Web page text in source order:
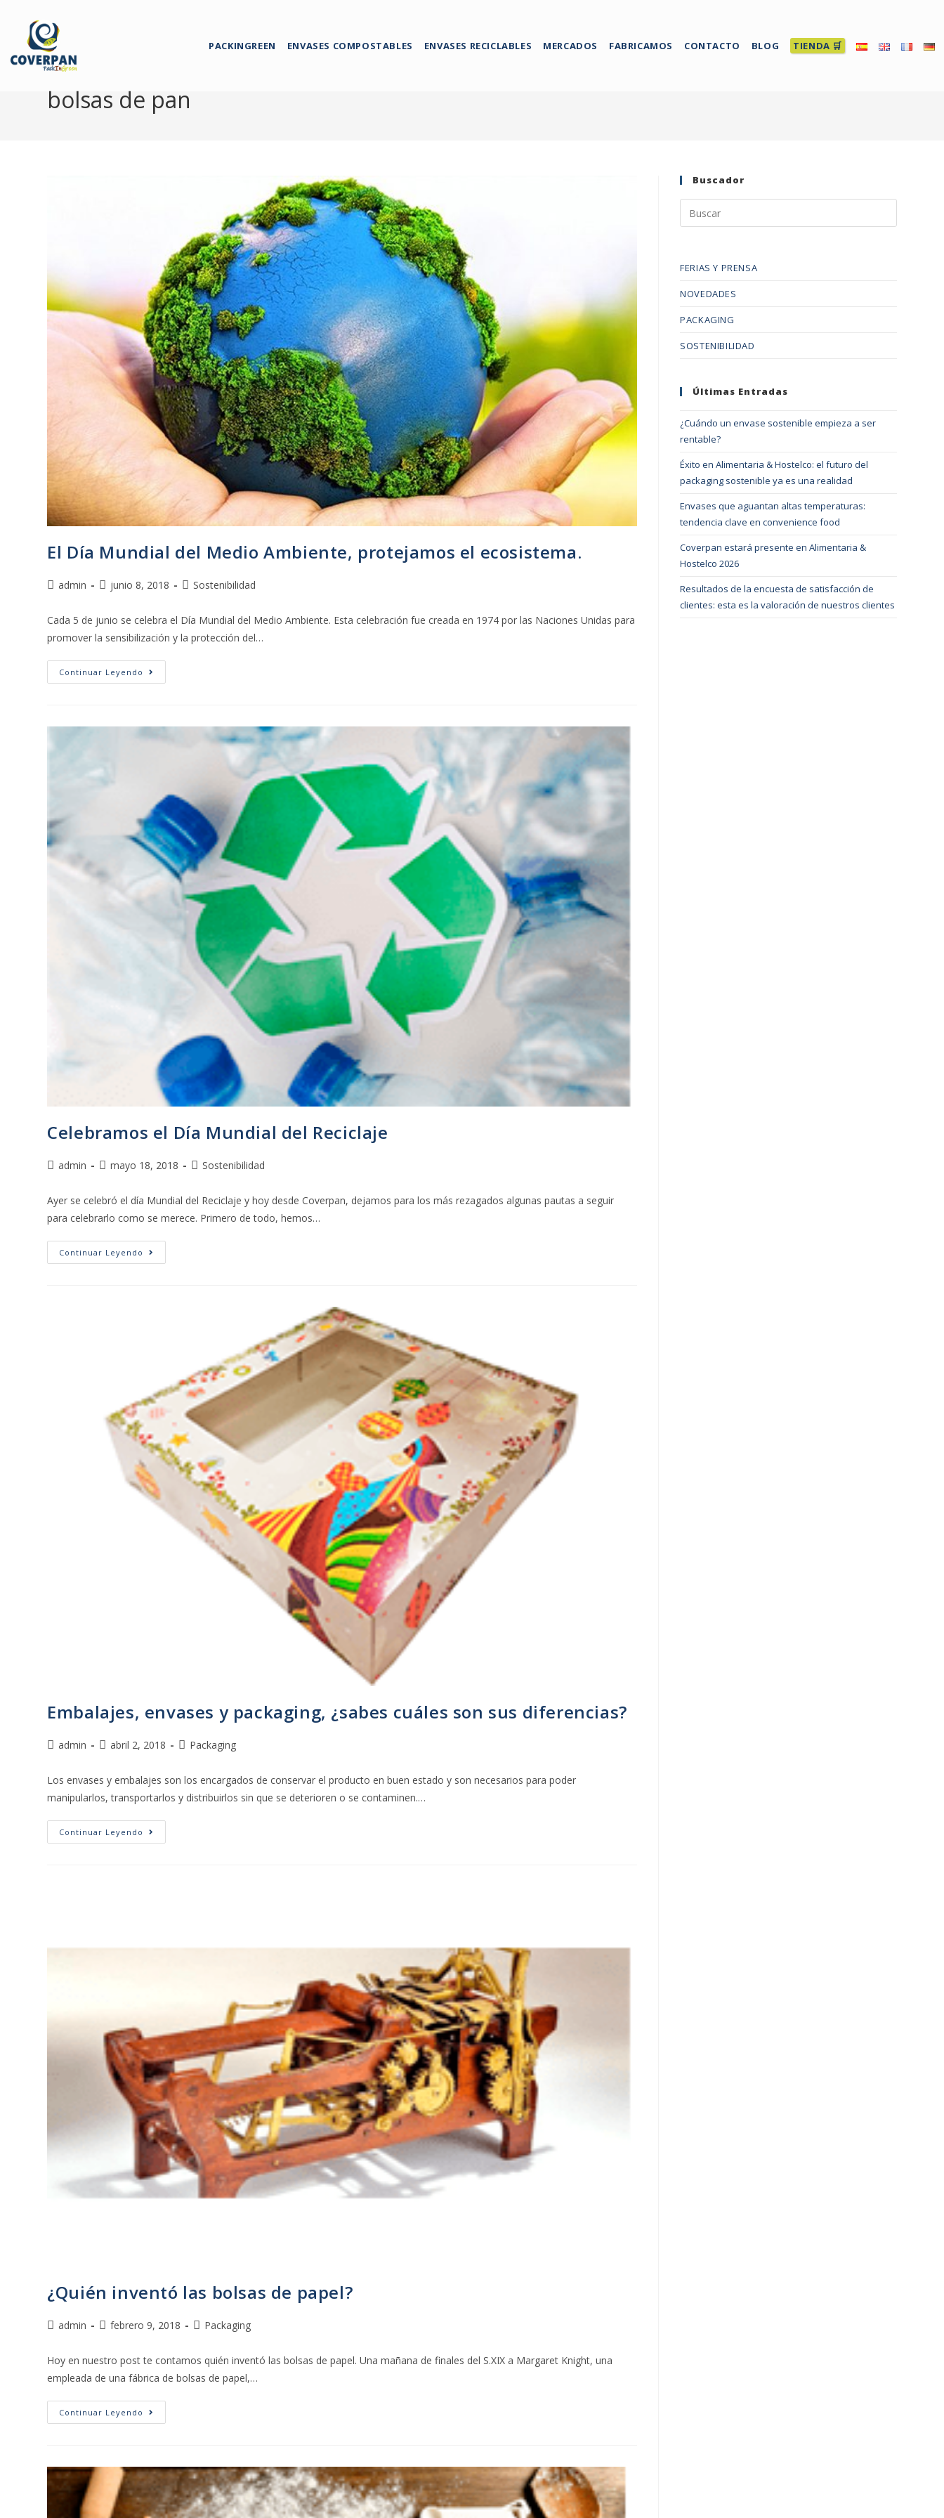
PACKINGREEN ENVASES COMPOSTABLES ENVASES RECICLABLES MERCADOS FABRICAMOS CONTACTO BLOG TIENDA 🛒
bolsas de pan
El Día Mundial del Medio Ambiente, protejamos el ecosistema.
admin junio 8, 2018 Sostenibilidad
Cada 5 de junio se celebra el Día Mundial del Medio Ambiente. Esta celebración fue creada en 1974 por las Naciones Unidas para
promover la sensibilización y la protección del…
Continuar Leyendo
Celebramos el Día Mundial del Reciclaje
admin mayo 18, 2018 Sostenibilidad
Ayer se celebró el día Mundial del Reciclaje y hoy desde Coverpan, dejamos para los más rezagados algunas pautas a seguir
para celebrarlo como se merece. Primero de todo, hemos…
Continuar Leyendo
Embalajes, envases y packaging, ¿sabes cuáles son sus diferencias?
admin abril 2, 2018 Packaging
Los envases y embalajes son los encargados de conservar el producto en buen estado y son necesarios para poder
manipularlos, transportarlos y distribuirlos sin que se deterioren o se contaminen.…
Continuar Leyendo
¿Quién inventó las bolsas de papel?
admin febrero 9, 2018 Packaging
Hoy en nuestro post te contamos quién inventó las bolsas de papel. Una mañana de finales del S.XIX a Margaret Knight, una
empleada de una fábrica de bolsas de papel,…
Continuar Leyendo
Buscador
FERIAS Y PRENSA
NOVEDADES
PACKAGING
SOSTENIBILIDAD
Últimas Entradas
¿Cuándo un envase sostenible empieza a ser
rentable?
Éxito en Alimentaria & Hostelco: el futuro del
packaging sostenible ya es una realidad
Envases que aguantan altas temperaturas:
tendencia clave en convenience food
Coverpan estará presente en Alimentaria &
Hostelco 2026
Resultados de la encuesta de satisfacción de
clientes: esta es la valoración de nuestros clientes